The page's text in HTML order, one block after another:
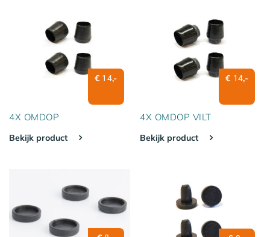
€ 14,-
4X OMDOP
Bekijk product
€ 14,-
4X OMDOP VILT
Bekijk product